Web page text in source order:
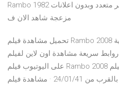
Rambo 1982 ايجي بست باكثر من سيرفر متعدد وبدون اعلانات
مزعجة شاهد الان ف
تحميل مشاهدة فيلم Rambo 2008 مترجم اون لاين بجودة عالية
روابط سريعة مشاهدة اون لاين لفيلم Rambo 2008 بدون تحميل
على اليوتيوب فيلم Rambo 2008 قصة فيلم Rambo. جون رامبو
يعيش في تايلند في قرية نائية بالقرب من 24/01/41 · مشاهدة فيلم